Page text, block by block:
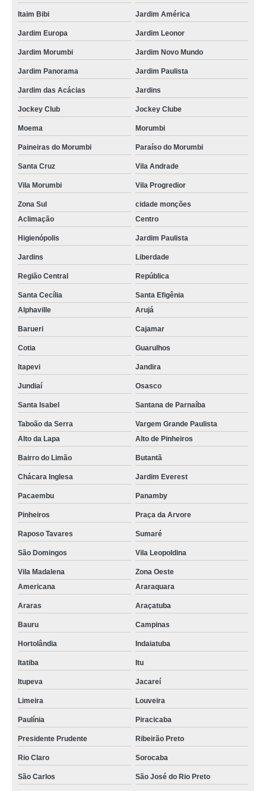
Itaim Bibi Jardim América
Jardim Europa Jardim Leonor
Jardim Morumbi Jardim Novo Mundo
Jardim Panorama Jardim Paulista
Jardim das Acácias Jardins
Jockey Club Jockey Clube
Moema Morumbi
Paineiras do Morumbi Paraíso do Morumbi
Santa Cruz Vila Andrade
Vila Morumbi Vila Progredior
Zona Sul
cidade monções
Aclimação
Centro
Higienópolis Jardim Paulista
Jardins Liberdade
Região Central República
Santa Cecília
Santa Efigênia
Alphaville
Arujá
Barueri Cajamar
Cotia Guarulhos
Itapevi Jandira
Jundiaí Osasco
Santa Isabel Santana de Parnaíba
Taboão da Serra
Vargem Grande Paulista
Alto da Lapa
Alto de Pinheiros
Bairro do Limão Butantã
Chácara Inglesa Jardim Everest
Pacaembu Panamby
Pinheiros Praça da Arvore
Raposo Tavares Sumaré
São Domingos Vila Leopoldina
Vila Madalena
Zona Oeste
Americana
Araraquara
Araras Araçatuba
Bauru Campinas
Hortolândia Indaiatuba
Itatiba Itu
Itupeva Jacareí
Limeira Louveira
Paulínia Piracicaba
Presidente Prudente Ribeirão Preto
Rio Claro Sorocaba
São Carlos São José do Rio Preto